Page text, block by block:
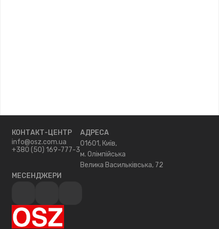
КОНТАКТ-ЦЕНТР
info@osz.com.ua
+380 (50) 169-777-3
АДРЕСА
01601, Київ,
м. Олімпійська
Велика Васильківська, 72
МЕСЕНДЖЕРИ